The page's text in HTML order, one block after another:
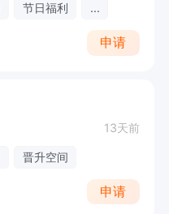
节日福利 ...
申请
13天前
晋升空间
申请